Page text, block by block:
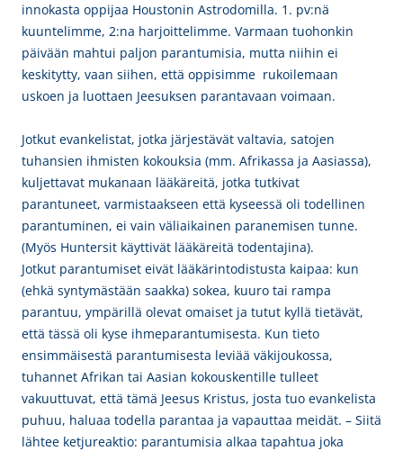
innokasta oppijaa Houstonin Astrodomilla. 1. pv:nä
kuuntelimme, 2:na harjoittelimme. Varmaan tuohonkin
päivään mahtui paljon parantumisia, mutta niihin ei
keskitytty, vaan siihen, että oppisimme rukoilemaan
uskoen ja luottaen Jeesuksen parantavaan voimaan.
Jotkut evankelistat, jotka järjestävät valtavia, satojen
tuhansien ihmisten kokouksia (mm. Afrikassa ja Aasiassa),
kuljettavat mukanaan lääkäreitä, jotka tutkivat
parantuneet, varmistaakseen että kyseessä oli todellinen
parantuminen, ei vain väliaikainen paranemisen tunne.
(Myös Huntersit käyttivät lääkäreitä todentajina).
Jotkut parantumiset eivät lääkärintodistusta kaipaa: kun
(ehkä syntymästään saakka) sokea, kuuro tai rampa
parantuu, ympärillä olevat omaiset ja tutut kyllä tietävät,
että tässä oli kyse ihmeparantumisesta. Kun tieto
ensimmäisestä parantumisesta leviää väkijoukossa,
tuhannet Afrikan tai Aasian kokouskentille tulleet
vakuuttuvat, että tämä Jeesus Kristus, josta tuo evankelista
puhuu, haluaa todella parantaa ja vapauttaa meidät. – Siitä
lähtee ketjureaktio: parantumisia alkaa tapahtua joka